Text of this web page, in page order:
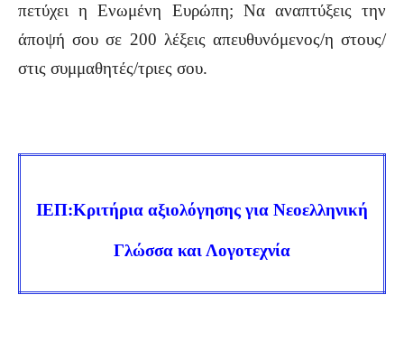
πετύχει η Ενωμένη Ευρώπη; Να αναπτύξεις την
άποψή σου σε 200 λέξεις απευθυνόμενος/η στους/
στις συμμαθητές/τριες σου.
ΙΕΠ:Κριτήρια αξιολόγησης για Νεοελληνική
Γλώσσα και Λογοτεχνία